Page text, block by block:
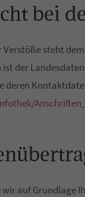
bei
steht
der
deren
wir auf